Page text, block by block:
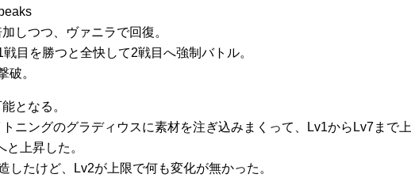
しつつ、ヴァニラで回復。
目を勝つと全快して2戦目へ強制バトル。
破。
となる。
ニングのグラディウスに素材を注ぎ込みまくって、Lv1からLv7まで上
上昇した。
したけど、Lv2が上限で何も変化が無かった。